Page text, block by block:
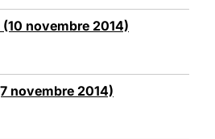
novembre 2014)
novembre 2014)